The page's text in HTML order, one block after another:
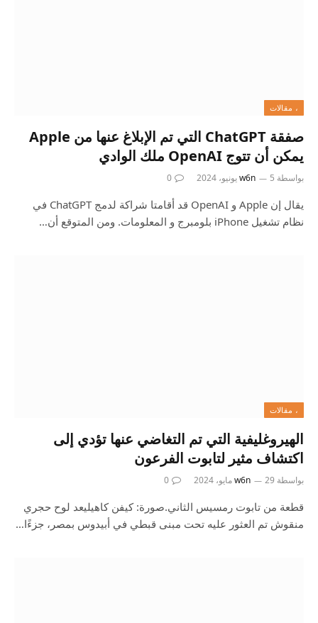
، مقالات
صفقة ChatGPT التي تم الإبلاغ عنها من Apple
يمكن أن تتوج OpenAI ملك الوادي
بواسطة w6n 5 يونيو، 2024 0
يقال إن Apple و OpenAI قد أقامتا شراكة لدمج ChatGPT في
نظام تشغيل iPhone بلومبرج و المعلومات. ومن المتوقع أن…
، مقالات
الهيروغليفية التي تم التغاضي عنها تؤدي إلى
اكتشاف مثير لتابوت الفرعون
بواسطة w6n 29 مايو، 2024 0
قطعة من تابوت رمسيس الثاني.صورة: كيفن كاهيليعد لوح حجري
منقوش تم العثور عليه تحت مبنى قبطي في أبيدوس بمصر، جزءًا…